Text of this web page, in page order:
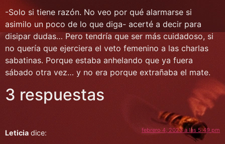
-Solo si tiene razón. No veo por qué alarmarse si
asimilo un poco de lo que diga- acerté a decir para
disipar dudas… Pero tendría que ser más cuidadoso, si
no quería que ejerciera el veto femenino a las charlas
sabatinas. Porque estaba anhelando que ya fuera
sábado otra vez… y no era porque extrañaba el mate.
3 respuestas
Leticia dice: febrero 4, 2023 a las 5:49 pm